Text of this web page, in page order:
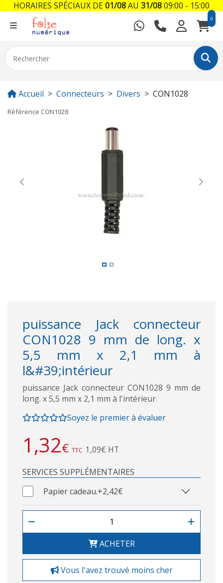
0
Accueil Connecteurs Divers CON1028
Référence CON1028
Previous Next
puissance Jack connecteur
CON1028 9 mm de long. x
5,5 mm x 2,1 mm à
l&#39;intérieur
puissance Jack connecteur CON1028 9 mm de
long. x 5,5 mm x 2,1 mm à l'intérieur
Soyez le premier à évaluer
1,32€ TTC 1,09€ HT
SERVICES SUPPLÉMENTAIRES
Papier cadeau.+2,42€
ACHETER
Vous l'avez trouvé moins cher
HORAIRES SPÉCIAUX DE01/08AU 31/0809:00 - 15:00